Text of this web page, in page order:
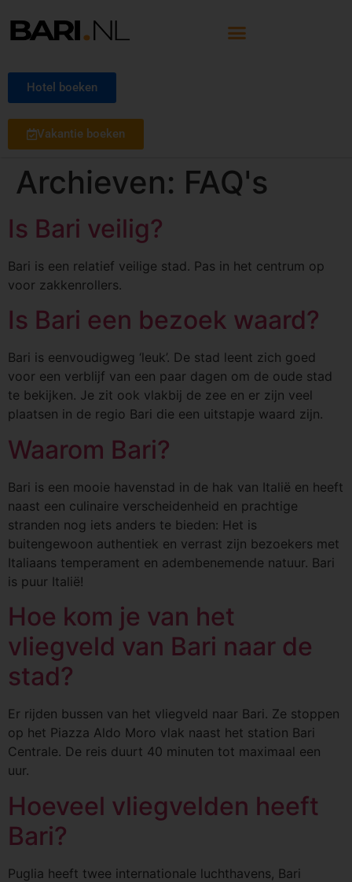
Hotel boeken
Vakantie boeken
Archieven: FAQ's
Is Bari veilig?
Bari is een relatief veilige stad. Pas in het centrum op
voor zakkenrollers.
Is Bari een bezoek waard?
Bari is eenvoudigweg ‘leuk’. De stad leent zich goed
voor een verblijf van een paar dagen om de oude stad
te bekijken. Je zit ook vlakbij de zee en er zijn veel
plaatsen in de regio Bari die een uitstapje waard zijn.
Waarom Bari?
Bari is een mooie havenstad in de hak van Italië en heeft
naast een culinaire verscheidenheid en prachtige
stranden nog iets anders te bieden: Het is
buitengewoon authentiek en verrast zijn bezoekers met
Italiaans temperament en adembenemende natuur. Bari
is puur Italië!
Hoe kom je van het
vliegveld van Bari naar de
stad?
Er rijden bussen van het vliegveld naar Bari. Ze stoppen
op het Piazza Aldo Moro vlak naast het station Bari
Centrale. De reis duurt 40 minuten tot maximaal een
uur.
Hoeveel vliegvelden heeft
Bari?
Puglia heeft twee internationale luchthavens, Bari